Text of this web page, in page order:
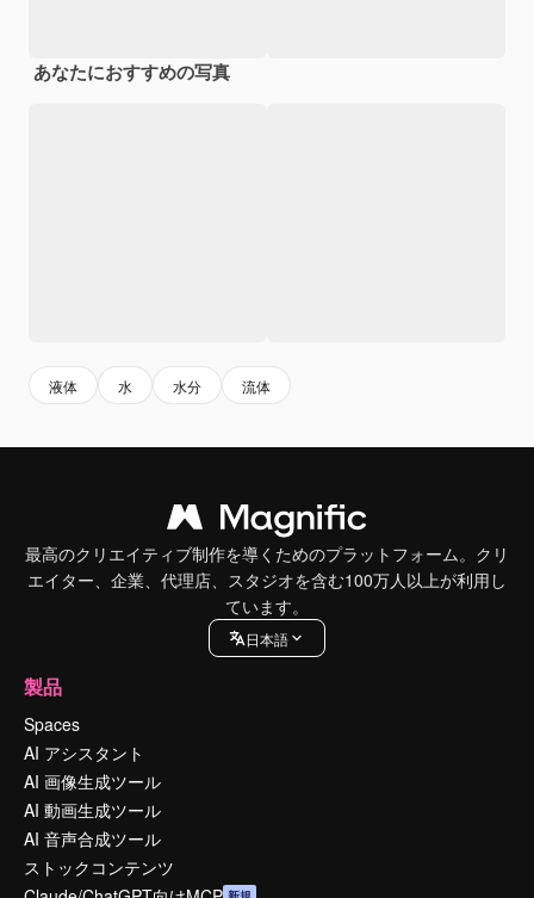
あなたにおすすめの写真
液体 水 水分 流体
最高のクリエイティブ制作を導くためのプラットフォーム。クリ
エイター、企業、代理店、スタジオを含む100万人以上が利用し
ています。
日本語
製品
Spaces
AI アシスタント
AI 画像生成ツール
AI 動画生成ツール
AI 音声合成ツール
ストックコンテンツ